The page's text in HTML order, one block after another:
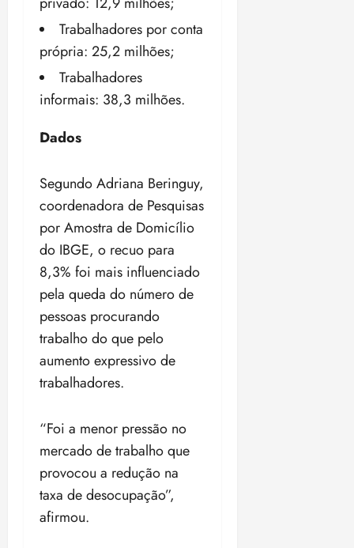
Trabalhadores por conta
própria: 25,2 milhões;
Trabalhadores
informais: 38,3 milhões.
Dados
Segundo Adriana Beringuy,
coordenadora de Pesquisas
por Amostra de Domicílio
do IBGE, o recuo para
8,3% foi mais influenciado
pela queda do número de
pessoas procurando
trabalho do que pelo
aumento expressivo de
trabalhadores.
“Foi a menor pressão no
mercado de trabalho que
provocou a redução na
taxa de desocupação”,
afirmou.